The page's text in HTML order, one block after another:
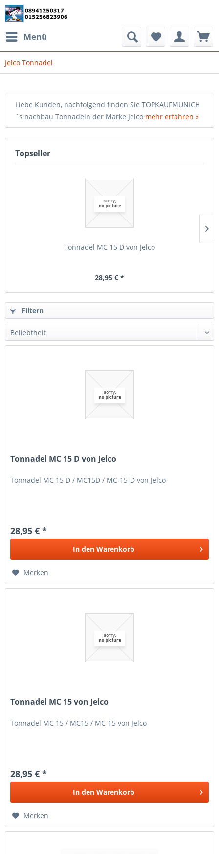
Menü
Jelco Tonnadel
Liebe Kunden, nachfolgend finden Sie TOPKAUFMUNICH
´s nachbau Tonnadeln der Marke Jelco mehr erfahren »
Topseller
Tonnadel MC 15 D von Jelco
28,95 € *
Filtern
Tonnadel MC 15 D von Jelco
Tonnadel MC 15 D / MC15D / MC-15-D von Jelco
28,95 € *
In den Warenkorb
Merken
Tonnadel MC 15 von Jelco
Tonnadel MC 15 / MC15 / MC-15 von Jelco
28,95 € *
In den Warenkorb
Merken